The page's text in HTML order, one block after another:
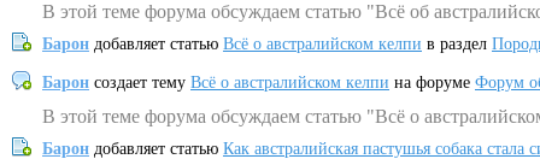
В этой теме форума обсуждаем статью "Всё об
Барон добавляет статью Всё о австралийском келпи в раздел
Барон создает тему Всё о австралийском келпи на форуме Форум
В этой теме форума обсуждаем статью "Всё о
Барон добавляет статью Как австралийская пастушья собака